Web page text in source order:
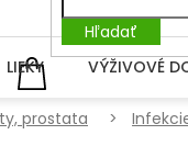
Hľadať
NÁKUPNÝ
KOŠÍK
LIEKY VÝŽIVOVÉ
prostata